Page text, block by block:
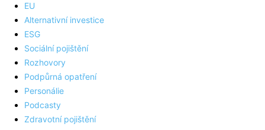
EU
Alternativní investice
ESG
Sociální pojištění
Rozhovory
Podpůrná opatření
Personálie
Podcasty
Zdravotní pojištění